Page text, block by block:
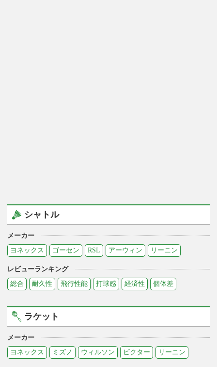
シャトル
メーカー
ヨネックス
ゴーセン RSL アーウィン リーニン
レビューランキング
総合
耐久性 飛行性能 打球感 経済性 個体差
ラケット
メーカー
ヨネックス
ミズノ ウィルソン ビクター リーニン